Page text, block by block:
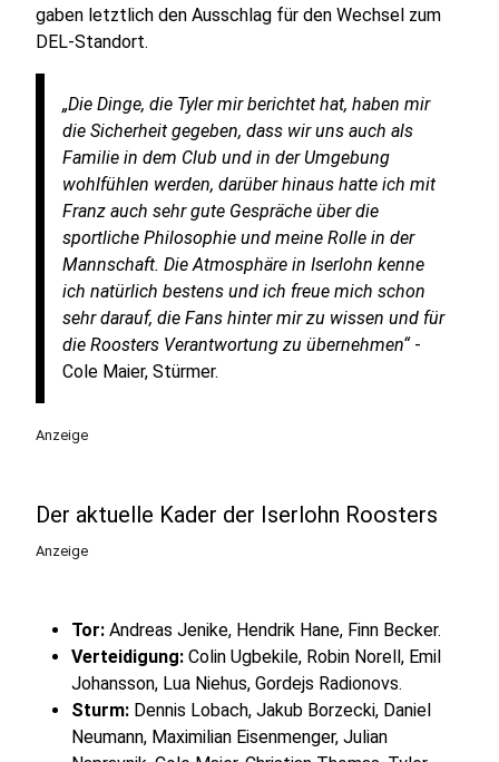
gaben letztlich den Ausschlag für den Wechsel zum
DEL-Standort.
„Die Dinge, die Tyler mir berichtet hat, haben mir
die Sicherheit gegeben, dass wir uns auch als
Familie in dem Club und in der Umgebung
wohlfühlen werden, darüber hinaus hatte ich mit
Franz auch sehr gute Gespräche über die
sportliche Philosophie und meine Rolle in der
Mannschaft. Die Atmosphäre in Iserlohn kenne
ich natürlich bestens und ich freue mich schon
sehr darauf, die Fans hinter mir zu wissen und für
die Roosters Verantwortung zu übernehmen“-
Cole Maier, Stürmer.
Anzeige
Der aktuelle Kader der Iserlohn Roosters
Anzeige
Tor: Andreas Jenike, Hendrik Hane, Finn Becker.
Verteidigung: Colin Ugbekile, Robin Norell, Emil
Johansson, Lua Niehus, Gordejs Radionovs.
Sturm: Dennis Lobach, Jakub Borzecki, Daniel
Neumann, Maximilian Eisenmenger, Julian